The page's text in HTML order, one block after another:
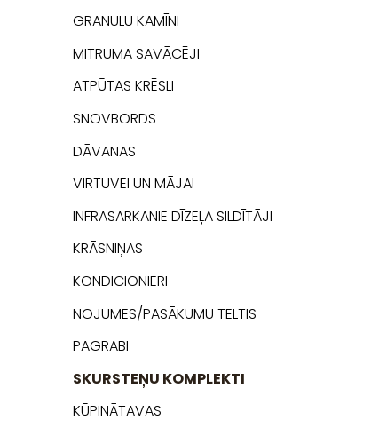
GRANULU KAMĪNI
MITRUMA SAVĀCĒJI
ATPŪTAS KRĒSLI
SNOVBORDS
DĀVANAS
VIRTUVEI UN MĀJAI
INFRASARKANIE DĪZEĻA SILDĪTĀJI
KRĀSNIŅAS
KONDICIONIERI
NOJUMES/PASĀKUMU TELTIS
PAGRABI
SKURSTEŅU KOMPLEKTI
KŪPINĀTAVAS